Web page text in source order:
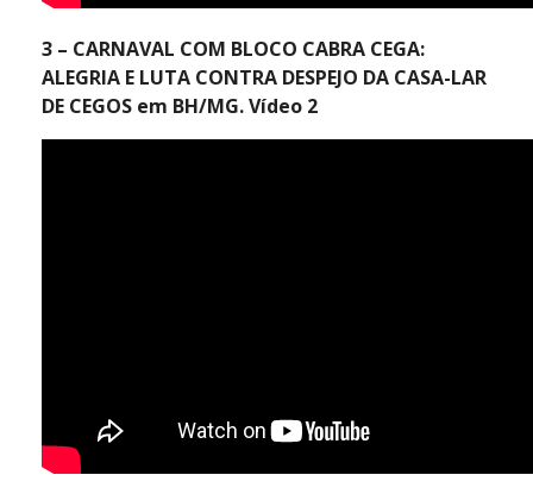
3 – CARNAVAL COM BLOCO CABRA CEGA:
ALEGRIA E LUTA CONTRA DESPEJO DA CASA-LAR
DE CEGOS em BH/MG. Vídeo 2